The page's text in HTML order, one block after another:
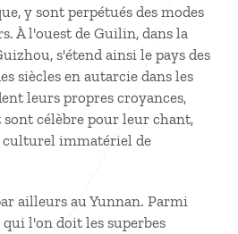
y sont perpétués des modes
À l'ouest de Guilin, dans la
s'étend ainsi le pays des
siècles en autarcie dans les
leurs propres croyances,
célèbre pour leur chant,
immatériel de
ailleurs au Yunnan. Parmi
qui l'on doit les superbes